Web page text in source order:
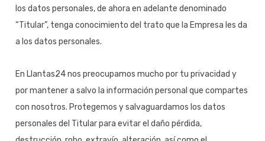
los datos personales, de ahora en adelante denominado
“Titular”, tenga conocimiento del trato que la Empresa les da
a los datos personales.
En Llantas24 nos preocupamos mucho por tu privacidad y
por mantener a salvo la información personal que compartes
con nosotros. Protegemos y salvaguardamos los datos
personales del Titular para evitar el daño pérdida,